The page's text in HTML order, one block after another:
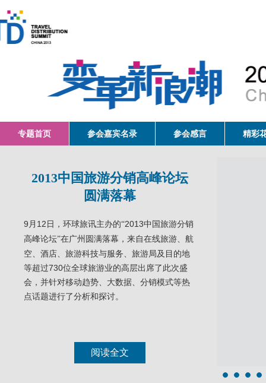
专题首页 参会嘉宾名录 参会感言 精彩
2013中国旅游分销高峰论坛
圆满落幕
9月12日，环球旅讯主办的“2013中国旅游分销
高峰论坛”在广州圆满落幕，来自在线旅游、航
空、酒店、旅游科技与服务、旅游局及目的地
等超过730位全球旅游业的高层出席了此次盛
会，并针对移动趋势、大数据、分销模式等热
点话题进行了分析和探讨。
阅读全文